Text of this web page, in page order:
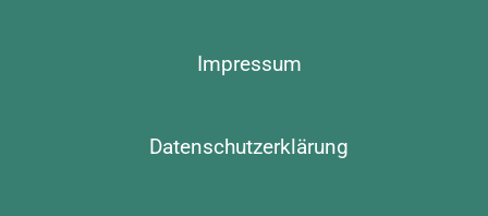
Impressum
Datenschutzerklärung